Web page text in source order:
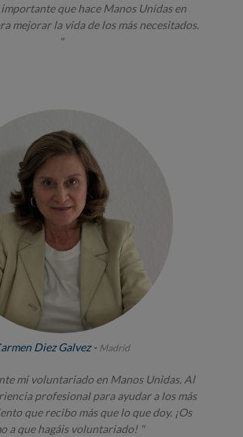
que hace Manos Unidas en
mejorar la vida de los más necesitados.
"
Diez Galvez - Madrid
mi voluntariado en Manos Unidas. Al
profesional para ayudar a los más
que recibo más que lo que doy. ¡Os
a que hagáis voluntariado! "